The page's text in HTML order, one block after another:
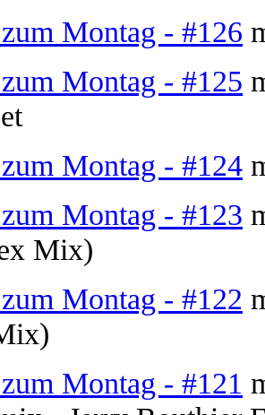
Montag - #126
Montag - #125
Montag - #124
Montag - #123
Mix)
Montag - #122
Montag - #121